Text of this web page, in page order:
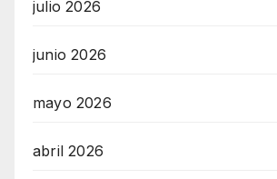
julio 2026
junio 2026
mayo 2026
abril 2026